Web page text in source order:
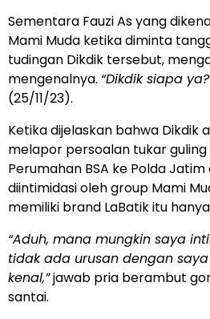
Sementara Fauzi As yang
Mami Muda ketika diminta
tudingan Dikdik tersebut,
mengenalnya. “Dikdik siapa
(25/11/23).
Ketika dijelaskan bahwa Dikdik
melapor persoalan tukar guling
Perumahan BSA ke Polda
diintimidasi oleh group Mami
memiliki brand LaBatik itu
“Aduh, mana mungkin saya
tidak ada urusan dengan
kenal,”jawab pria berambut
santai.